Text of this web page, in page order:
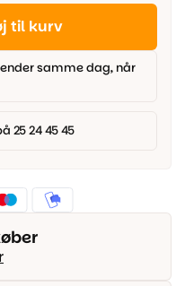
til kurv
samme dag, når
25 24 45 45